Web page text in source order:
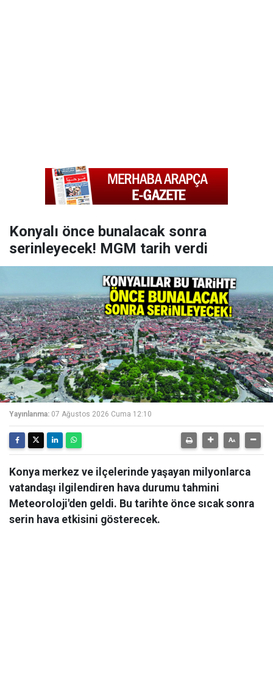
Konyalı önce bunalacak sonra
serinleyecek! MGM tarih verdi
Yayınlanma: 07 Ağustos 2026 Cuma 12:10
Konya merkez ve ilçelerinde yaşayan milyonlarca
vatandaşı ilgilendiren hava durumu tahmini
Meteoroloji'den geldi. Bu tarihte önce sıcak sonra
serin hava etkisini gösterecek.